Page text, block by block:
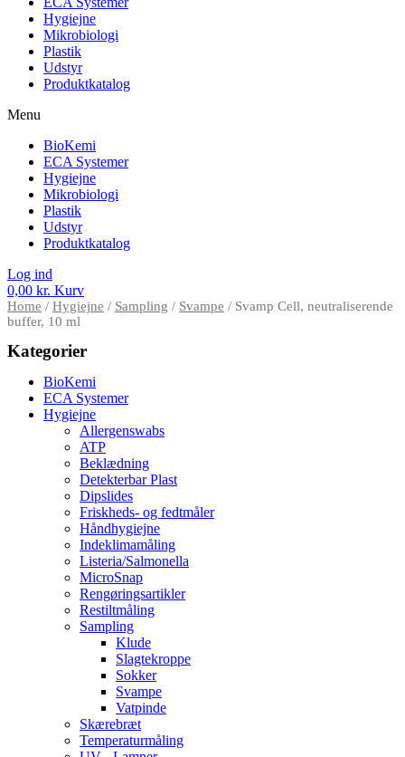
Hygiejne
Mikrobiologi
Plastik
Udstyr
Produktkatalog
Menu
BioKemi
ECA Systemer
Hygiejne
Mikrobiologi
Plastik
Udstyr
Produktkatalog
Log ind
0,00 kr. Kurv
Home / Hygiejne / Sampling / Svampe / Svamp Cell, neutraliserende
buffer, 10 ml
Kategorier
BioKemi
ECA Systemer
Hygiejne
Allergenswabs
ATP
Beklædning
Detekterbar Plast
Dipslides
Friskheds- og fedtmåler
Håndhygiejne
Indeklimamåling
Listeria/Salmonella
MicroSnap
Rengøringsartikler
Restiltmåling
Sampling
Klude
Slagtekroppe
Sokker
Svampe
Vatpinde
Skærebræt
Temperaturmåling